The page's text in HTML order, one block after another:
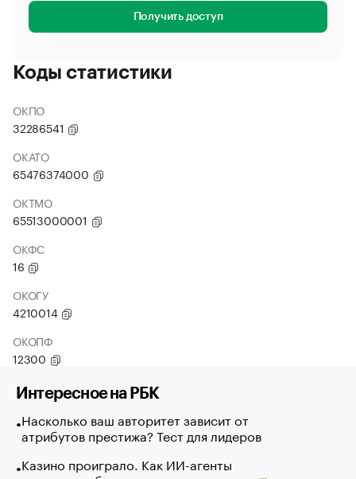
Получить доступ
Коды статистики
ОКПО
32286541
ОКАТО
65476374000
ОКТМО
65513000001
ОКФС
16
ОКОГУ
4210014
ОКОПФ
12300
Интересное на РБК
Насколько ваш авторитет зависит от
атрибутов престижа? Тест для лидеров
Казино проиграло. Как ИИ-агенты